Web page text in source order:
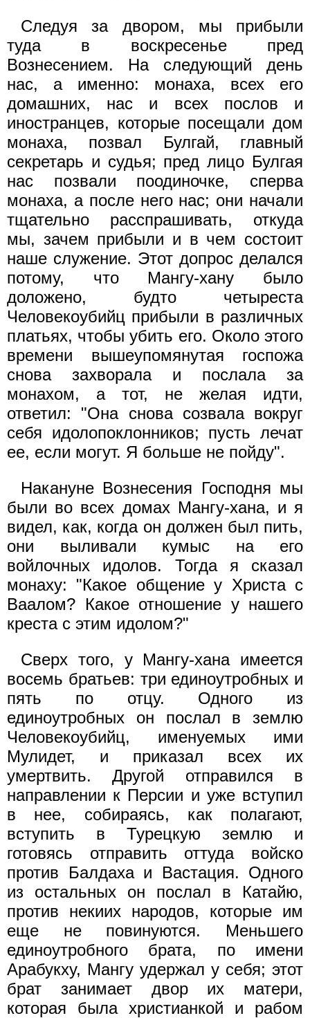
Следуя за двором, мы прибыли
туда в воскресенье пред
Вознесением. На следующий день
нас, а именно: монаха, всех его
домашних, нас и всех послов и
иностранцев, которые посещали дом
монаха, позвал Булгай, главный
секретарь и судья; пред лицо Булгая
нас позвали поодиночке, сперва
монаха, а после него нас; они начали
тщательно расспрашивать, откуда
мы, зачем прибыли и в чем состоит
наше служение. Этот допрос делался
потому, что Мангу-хану было
доложено, будто четыреста
Человекоубийц прибыли в различных
платьях, чтобы убить его. Около этого
времени вышеупомянутая госпожа
снова захворала и послала за
монахом, а тот, не желая идти,
ответил: "Она снова созвала вокруг
себя идолопоклонников; пусть лечат
ее, если могут. Я больше не пойду".
Накануне Вознесения Господня мы
были во всех домах Мангу-хана, и я
видел, как, когда он должен был пить,
они выливали кумыс на его
войлочных идолов. Тогда я сказал
монаху: "Какое общение у Христа с
Ваалом? Какое отношение у нашего
креста с этим идолом?"
Сверх того, у Мангу-хана имеется
восемь братьев: три единоутробных и
пять по отцу. Одного из
единоутробных он послал в землю
Человекоубийц, именуемых ими
Мулидет, и приказал всех их
умертвить. Другой отправился в
направлении к Персии и уже вступил
в нее, собираясь, как полагают,
вступить в Турецкую землю и
готовясь отправить оттуда войско
против Балдаха и Вастация. Одного
из остальных он послал в Катайю,
против некиих народов, которые им
еще не повинуются. Меньшего
единоутробного брата, по имени
Арабукху, Мангу удержал у себя; этот
брат занимает двор их матери,
которая была христианкой и рабом